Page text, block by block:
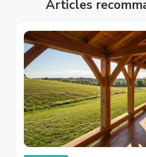
Articles